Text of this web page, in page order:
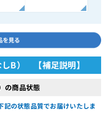
B） 【補足説明】
の商品状態
の状態品質でお届けいたしま